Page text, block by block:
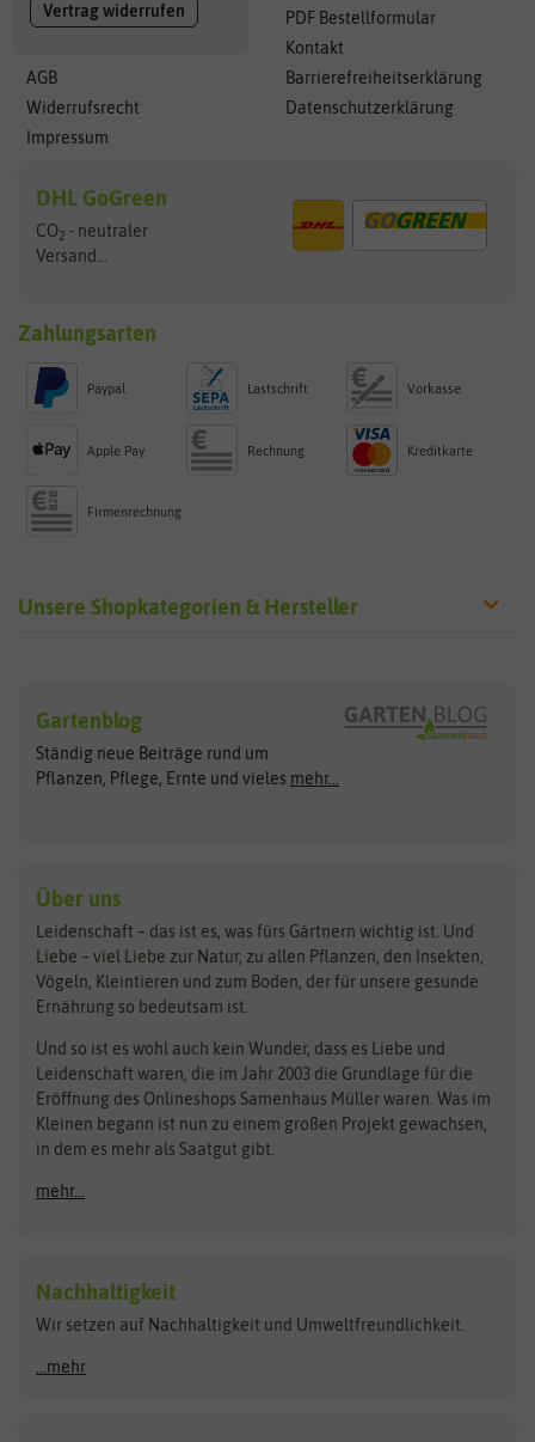
Vertrag widerrufen
AGB
Widerrufsrecht
Impressum
PDF Bestellformular
Kontakt
Barrierefreiheitserklärung
Datenschutzerklärung
DHL GoGreen
CO2 - neutraler
Versand...
Zahlungsarten
Paypal Lastschrift Vorkasse
Apple Pay Rechnung Kreditkarte
Firmenrechnung
Unsere Shopkategorien & Hersteller
Exotische Samen
Gemüsesamen
Gründünger
Kräutersamen
Obstsamen
Pilzbrut
Rasensamen
Steckzwiebeln
Zimmer & Kübelpflanzen
Kataloge
Schnäppchen
Anzucht & Gartenzubehör
Anzuchtschalen
Heizmatte & Heizkabel
Kokos-Quelltabletten
Zimmergewächshaus
Arche Noah
ASB Greenworld
Benary
Bingenheimer Saatgut
Bionana
BIOWOL
Blumicorn
Bûten Birds
Carl Pabst
Clever Pots
COMPO
Dürr-Samen
Feldsaaten Freudenberger
Fertil
Flora Elite
Florissa
Flortis
Hortitops
Gartenblog
Ständig neue Beiträge rund um
Pflanzen, Pflege, Ernte und vieles mehr...
Über uns
Leidenschaft – das ist es, was fürs Gärtnern wichtig ist. Und
Liebe – viel Liebe zur Natur, zu allen Pflanzen, den Insekten,
Vögeln, Kleintieren und zum Boden, der für unsere gesunde
Ernährung so bedeutsam ist.
Und so ist es wohl auch kein Wunder, dass es Liebe und
Leidenschaft waren, die im Jahr 2003 die Grundlage für die
Eröffnung des Onlineshops Samenhaus Müller waren. Was im
Kleinen begann ist nun zu einem großen Projekt gewachsen,
in dem es mehr als Saatgut gibt.
mehr...
Nachhaltigkeit
Wir setzen auf Nachhaltigkeit und Umweltfreundlichkeit.
...mehr